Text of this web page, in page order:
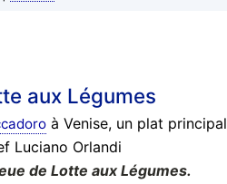
aux Légumes
à Venise, un plat principal
Luciano Orlandi
de Lotte aux Légumes.